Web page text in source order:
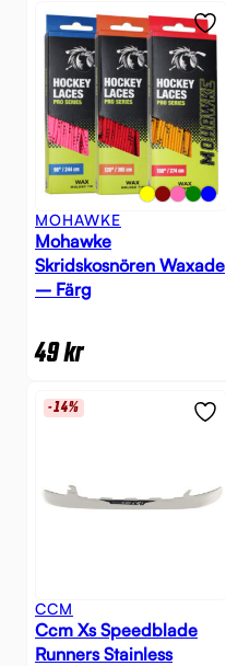
MOHAWKE
Mohawke
Skridskosnören Waxade
– Färg
49kr
-14%
CCM
Ccm Xs Speedblade
Runners Stainless